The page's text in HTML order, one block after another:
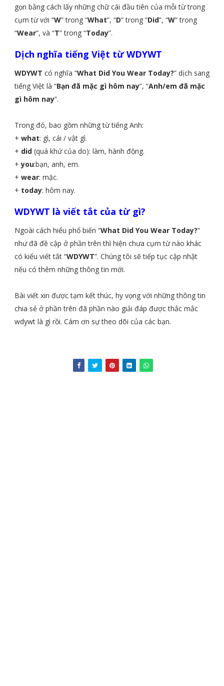
gọn bằng cách lấy những chữ cái đầu tiên của mỗi từ trong
cụm từ với “W” trong “What”, “D” trong “Did”, “W” trong
“Wear”, và “T” trong “Today”.
Dịch nghĩa tiếng Việt từ WDYWT
WDYWT có nghĩa “What Did You Wear Today?” dịch sang
tiếng Việt là “Bạn đã mặc gì hôm nay”, “Anh/em đã mặc
gì hôm nay”.
Trong đó, bao gồm những từ tiếng Anh:
+ what: gì, cái / vật gì.
+ did(quá khứ của do): làm, hành động.
+you:bạn, anh, em.
+ wear: mặc.
+ today: hôm nay.
WDYWT là viết tắt của từ gì?
Ngoài cách hiểu phổ biến “What Did You Wear Today?”
như đã đề cập ở phần trên thì hiện chưa cụm từ nào khác
có kiểu viết tắt “WDYWT”. Chúng tôi sẽ tiếp tục cập nhật
nếu có thêm những thông tin mới.
Bài viết xin được tạm kết thúc, hy vọng với những thông tin
chia sẻ ở phần trên đã phần nào giải đáp được thắc mắc
wdywt là gì rồi. Cám ơn sự theo dõi của các bạn.